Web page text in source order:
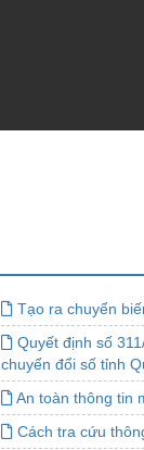
Tạo ra chuyển
Quyết định số
chuyển đổi số tỉnh
An toàn thông tin
Cách tra cứu